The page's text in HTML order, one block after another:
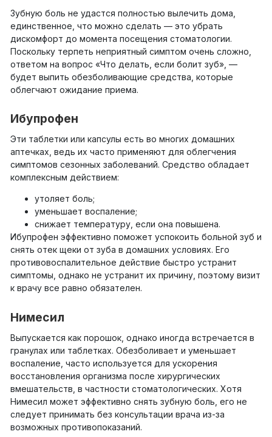
Зубную боль не удастся полностью вылечить дома,
единственное, что можно сделать — это убрать
дискомфорт до момента посещения стоматологии.
Поскольку терпеть неприятный симптом очень сложно,
ответом на вопрос «Что делать, если болит зуб», —
будет выпить обезболивающие средства, которые
облегчают ожидание приема.
Ибупрофен
Эти таблетки или капсулы есть во многих домашних
аптечках, ведь их часто применяют для облегчения
симптомов сезонных заболеваний. Средство обладает
комплексным действием:
утоляет боль;
уменьшает воспаление;
снижает температуру, если она повышена.
Ибупрофен эффективно поможет успокоить больной зуб и
снять отек щеки от зуба в домашних условиях. Его
противовоспалительное действие быстро устранит
симптомы, однако не устранит их причину, поэтому визит
к врачу все равно обязателен.
Нимесил
Выпускается как порошок, однако иногда встречается в
гранулах или таблетках. Обезболивает и уменьшает
воспаление, часто используется для ускорения
восстановления организма после хирургических
вмешательств, в частности стоматологических. Хотя
Нимесил может эффективно снять зубную боль, его не
следует принимать без консультации врача из-за
возможных противопоказаний.